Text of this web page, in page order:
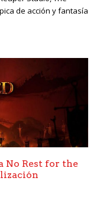
de acción y fantasía
No Rest for the